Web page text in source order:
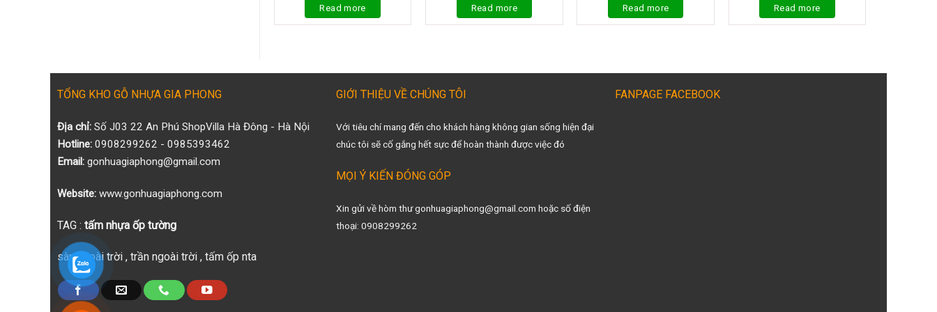
Ưa
Ngoài
Read more Read more Read more Read more
TỔNG KHO GỖ NHỰA GIA PHONG
Địa chỉ:Số J03 22 An Phú ShopVilla Hà Đông - Hà Nội
Hotline:0908299262 - 0985393462
Email:gonhuagiaphong@gmail.com
Website:www.gonhuagiaphong.com
TAG : tấm nhựa ốp tường
sàn ngoài trời, trần ngoài trời, tấm ốp nta
GIỚI THIỆU VỀ CHÚNG TÔI
Với tiêu chí mang đến cho khách hàng không gian sống hiện đại
chúc tôi sẽ cố gắng hết sực để hoàn thành được việc đó
MỌI Ý KIẾN ĐÓNG GÓP
Xin gửi về hòm thư gonhuagiaphong@gmail.com hoặc số điện
thoại: 0908299262
FANPAGE FACEBOOK